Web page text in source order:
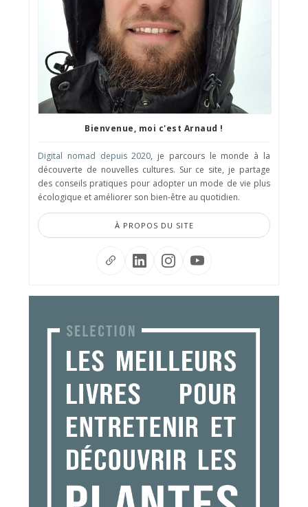
Bienvenue, moi c'est Arnaud !
Digital nomad depuis 2020, je parcours le monde à la
découverte de nouvelles cultures. Sur ce site, je partage
des conseils pratiques pour adopter un mode de vie plus
écologique et améliorer son bien-être au quotidien.
À PROPOS DU SITE